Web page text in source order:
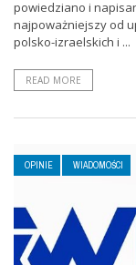
powiedziano i
najpoważniejszy od
polsko-izraelskich i ...
READ MORE
OPINIE WIADOMOŚCI